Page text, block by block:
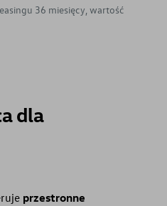
36 miesięcy, wartość
dla
przestronne